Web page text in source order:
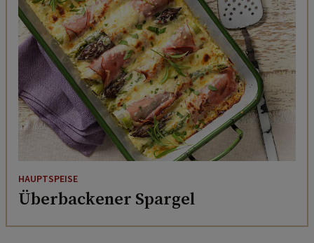
HAUPTSPEISE
Überbackener Spargel